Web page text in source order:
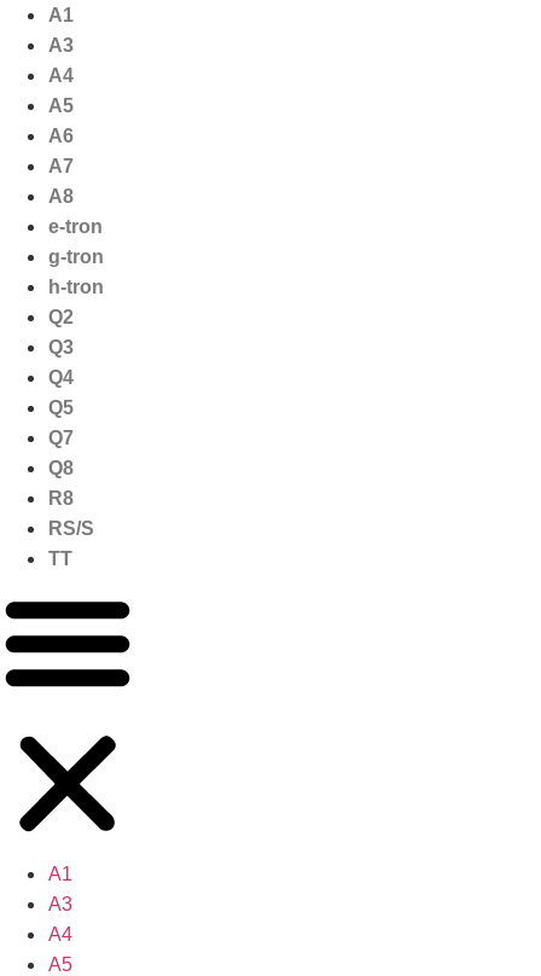
naar
inhoud
A1
A3
A4
A5
A6
A7
A8
e-tron
g-tron
h-tron
Q2
Q3
Q4
Q5
Q7
Q8
R8
RS/S
TT
A1
A3
A4
A5